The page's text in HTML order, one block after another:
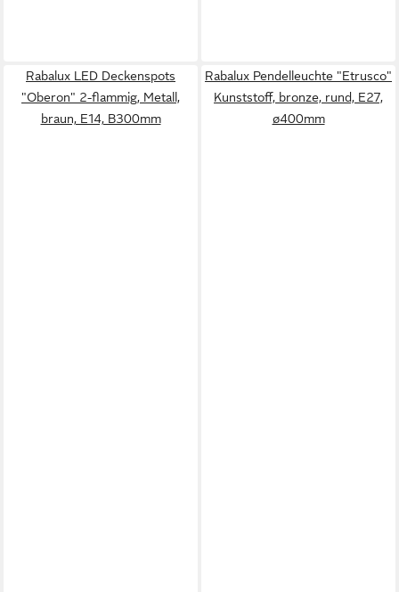
Rabalux LED Deckenspots
"Oberon" 2-flammig, Metall,
braun, E14, B300mm
Rabalux Pendelleuchte "Etrusco"
Kunststoff, bronze, rund, E27,
ø400mm